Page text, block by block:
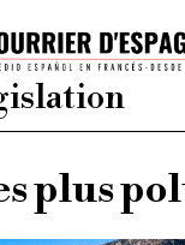
plus